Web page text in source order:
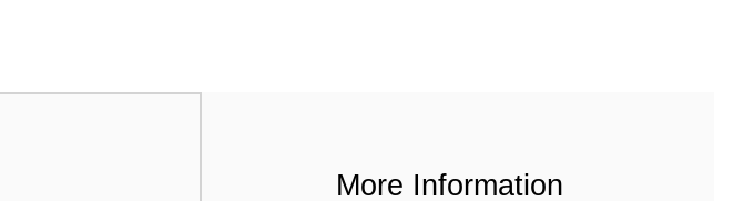
More Information